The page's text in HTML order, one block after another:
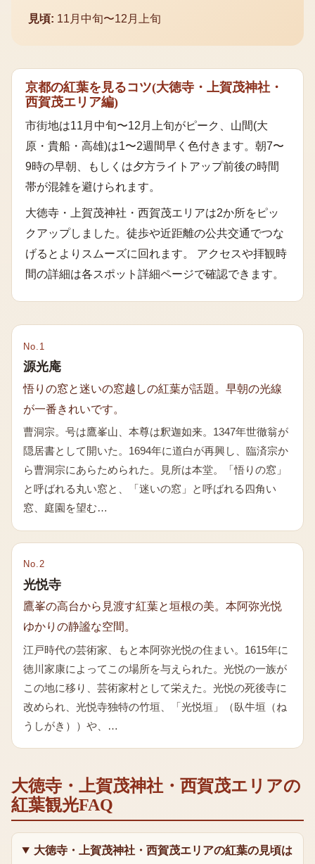
見頃: 11月中旬〜12月上旬
京都の紅葉を見るコツ(大徳寺・上賀茂神社・
西賀茂エリア編)
市街地は11月中旬〜12月上旬がピーク、山間(大
原・貴船・高雄)は1〜2週間早く色付きます。朝7〜
9時の早朝、もしくは夕方ライトアップ前後の時間
帯が混雑を避けられます。
大徳寺・上賀茂神社・西賀茂エリアは2か所をピッ
クアップしました。徒歩や近距離の公共交通でつな
げるとよりスムーズに回れます。 アクセスや拝観時
間の詳細は各スポット詳細ページで確認できます。
No. 1
源光庵
悟りの窓と迷いの窓越しの紅葉が話題。早朝の光線
が一番きれいです。
曹洞宗。号は鷹峯山、本尊は釈迦如来。1347年世徹翁が
隠居書として開いた。1694年に道白が再興し、臨済宗か
ら曹洞宗にあらためられた。見所は本堂。「悟りの窓」
と呼ばれる丸い窓と、「迷いの窓」と呼ばれる四角い
窓、庭園を望む…
No.2
光悦寺
鷹峯の高台から見渡す紅葉と垣根の美。本阿弥光悦
ゆかりの静謐な空間。
江戸時代の芸術家、もと本阿弥光悦の住まい。1615年に
徳川家康によってこの場所を与えられた。光悦の一族が
この地に移り、芸術家村として栄えた。光悦の死後寺に
改められ、光悦寺独特の竹垣、「光悦垣」（臥牛垣（ね
うしがき））や、…
大徳寺・上賀茂神社・西賀茂エリアの
紅葉観光FAQ
大徳寺・上賀茂神社・西賀茂エリアの紅葉の見頃は